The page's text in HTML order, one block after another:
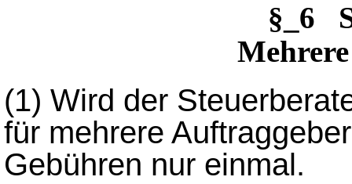
§_6
(1) Wird der
für mehrere
Gebühren nur einmal.